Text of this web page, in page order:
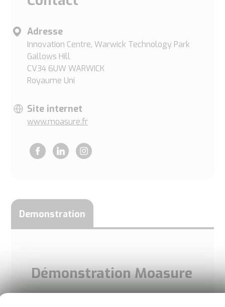
Adresse
Innovation Centre, Warwick Technology Park
Gallows Hill
CV34 6UW WARWICK
Royaume Uni
Site internet
www.moasure.fr
FacebookLinkedInInstagram
Demonstration
Démonstration Moasure